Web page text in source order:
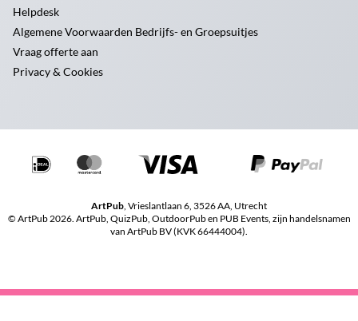
Helpdesk
Algemene Voorwaarden Bedrijfs- en Groepsuitjes
Vraag offerte aan
Privacy & Cookies
ArtPub, Vrieslantlaan 6, 3526 AA, Utrecht
© ArtPub 2026. ArtPub, QuizPub, OutdoorPub en PUB Events, zijn handelsnamen
van ArtPub BV (KVK 66444004).